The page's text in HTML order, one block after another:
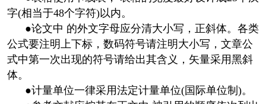
字(相当于48个字符)以内。
●论文中 的外文字母应分清大小写，正斜体。各类
公式要注明上下标，数码符号请注明大小写，文章公
式中第一次出现的符号请给出其含义，矢量采用黑斜
体。
●计量单位一律采用法定计量单位(国际单位制)。